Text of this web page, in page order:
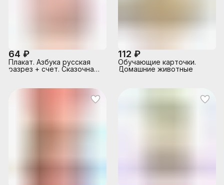
64 ₽
Плакат. Азбука русская
разрез + счет. Сказочная
112 ₽
Обучающие карточки.
Домашние животные